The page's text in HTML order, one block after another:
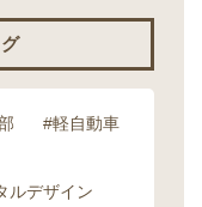
#軽自動車
ルデザイン